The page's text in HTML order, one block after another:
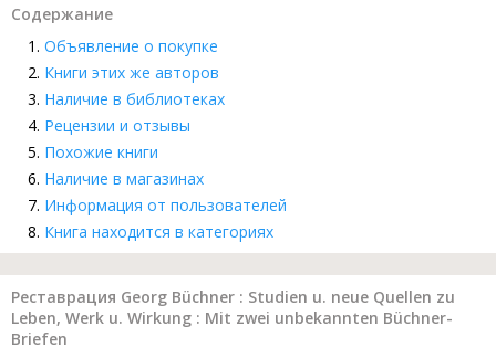
Содержание
Объявление о покупке
Книги этих же авторов
Наличие в библиотеках
Рецензии и отзывы
Похожие книги
Наличие в магазинах
Информация от пользователей
Книга находится в категориях
Реставрация Georg Büchner : Studien u. neue Quellen zu
Leben, Werk u. Wirkung : Mit zwei unbekannten Büchner-
Briefen